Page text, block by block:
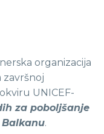
organizacija
završnoj
UNICEF-
za poboljšanje
.